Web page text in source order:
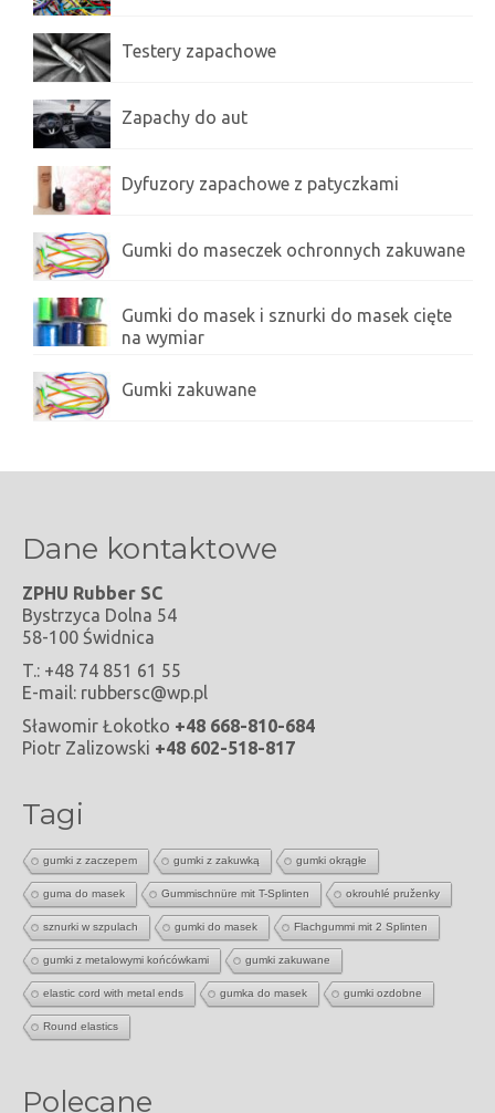
Testery zapachowe
Zapachy do aut
Dyfuzory zapachowe z patyczkami
Gumki do maseczek ochronnych zakuwane
Gumki do masek i sznurki do masek cięte
na wymiar
Gumki zakuwane
Dane kontaktowe
ZPHU Rubber SC
Bystrzyca Dolna 54
58-100 Świdnica
T.: +48 74 851 61 55
E-mail: rubbersc@wp.pl
Sławomir Łokotko +48 668-810-684
Piotr Zalizowski +48 602-518-817
Tagi
gumki z zaczepem gumki z zakuwką gumki okrągłe
guma do masek Gummischnüre mit T-Splinten okrouhlé pruženky
sznurki w szpulach gumki do masek Flachgummi mit 2 Splinten
gumki z metalowymi końcówkami gumki zakuwane
elastic cord with metal ends gumka do masek gumki ozdobne
Round elastics
Polecane